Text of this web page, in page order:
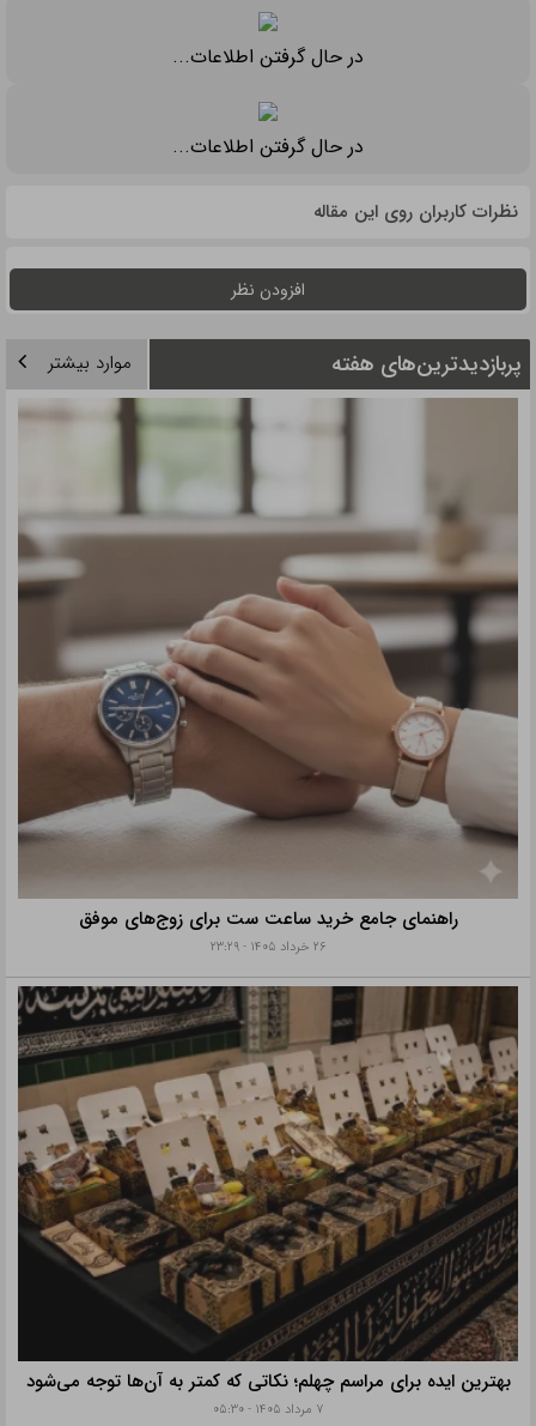
در حال گرفتن اطلاعات...
در حال گرفتن اطلاعات...
نظرات کاربران روی این مقاله
افزودن نظر
پربازدیدترین‌های هفته موارد بیشتر
راهنمای جامع خرید ساعت ست برای زوج‌های موفق
۲۶ خرداد ۱۴۰۵ - ۲۳:۲۹
بهترین ایده برای مراسم چهلم؛ نکاتی که کمتر به آن‌ها توجه می‌شود
۷ مرداد ۱۴۰۵ - ۰۵:۳۰